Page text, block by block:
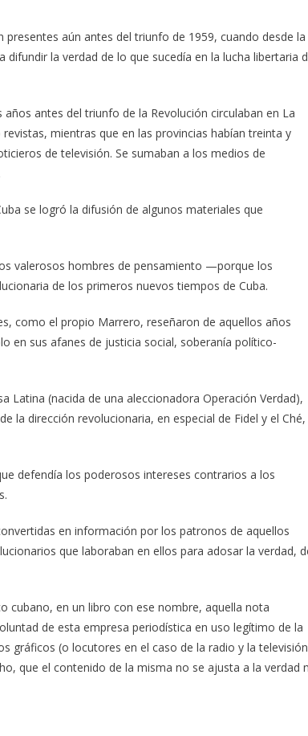
aún antes del triunfo de 1959, cuando desde la
la verdad de lo que sucedía en la lucha libertaria
antes del triunfo de la Revolución circulaban en La
mientras que en las provincias habían treinta y
de televisión. Se sumaban a los medios de
se logró la difusión de algunos materiales que
valerosos hombres de pensamiento —porque los
de los primeros nuevos tiempos de Cuba.
como el propio Marrero, reseñaron de aquellos años
en sus afanes de justicia social, soberanía político-
Latina (nacida de una aleccionadora Operación Verdad),
la dirección revolucionaria, en especial de Fidel y el Ché,
defendía los poderosos intereses contrarios a los
en información por los patronos de aquellos
que laboraban en ellos para adosar la verdad,
cubano, en un libro con ese nombre, aquella nota
de esta empresa periodística en uso legítimo de la
gráficos (o locutores en el caso de la radio y la
que el contenido de la misma no se ajusta a la verdad